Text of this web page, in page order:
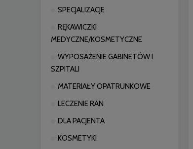
SPECJALIZACJE
RĘKAWICZKI
MEDYCZNE/KOSMETYCZNE
WYPOSAŻENIE GABINETÓW I
SZPITALI
MATERIAŁY OPATRUNKOWE
LECZENIE RAN
DLA PACJENTA
KOSMETYKI